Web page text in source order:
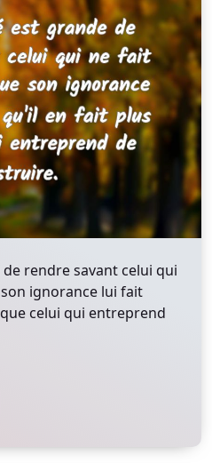
rendre savant celui qui
ignorance lui fait
celui qui entreprend